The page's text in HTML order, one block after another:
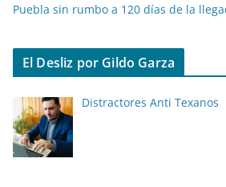
Puebla sin rumbo a 120 días de la
El Desliz por Gildo Garza
Distractores Anti Texanos